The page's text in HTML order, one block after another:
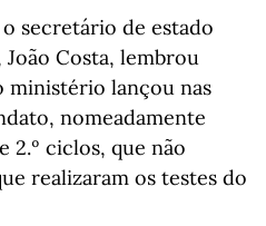
secretário de estado
Costa, lembrou
ministério lançou nas
nomeadamente
2.º ciclos, que não
realizaram os testes do